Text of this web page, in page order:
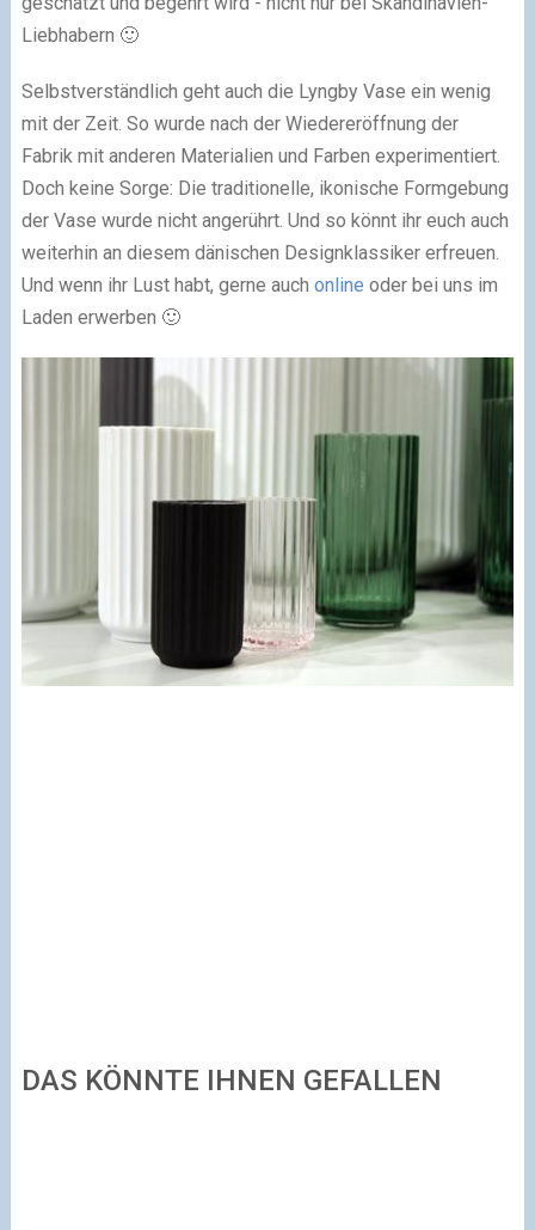
Liebhabern 🙂
Selbstverständlich geht auch die Lyngby Vase ein wenig
mit der Zeit. So wurde nach der Wiedereröffnung der
Fabrik mit anderen Materialien und Farben experimentiert.
Doch keine Sorge: Die traditionelle, ikonische Formgebung
der Vase wurde nicht angerührt. Und so könnt ihr euch auch
weiterhin an diesem dänischen Designklassiker erfreuen.
Und wenn ihr Lust habt, gerne auch online oder bei uns im
Laden erwerben 🙂
DAS KÖNNTE IHNEN GEFALLEN